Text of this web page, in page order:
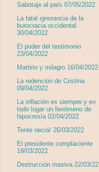
Sabotaje al país 07/05/2022
La fatal ignorancia de la
burocracia occidental
30/04/2022
El poder del testimonio
23/04/2022
Martirio y milagro 16/04/2022
La redención de Cristina
09/04/2022
La inflación es siempre y en
todo lugar un fenómeno de
hipocresía 02/04/2022
Tente necia! 26/03/2022
El presidente complaciente
19/03/2022
Destrucción masiva 22/03/22